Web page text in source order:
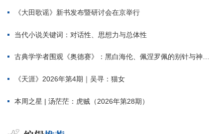
《大田歌谣》新书发布暨研讨会在京举行
当代小说关键词：对话性、思想力与总体性
古典学学者围观《奥德赛》：黑白海伦、佩涅罗佩的别针与神秘入侵者
《天涯》2026年第4期｜吴寻：猫女
本周之星 | 汤茫茫：虎贼（2026年第28期）